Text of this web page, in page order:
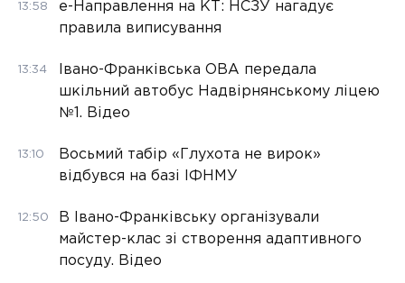
13:58
е-Направлення на КТ: НСЗУ нагадує
правила виписування
13:34
Івано-Франківська ОВА передала
шкільний автобус Надвірнянському ліцею
№1. Відео
13:10
Восьмий табір «Глухота не вирок»
відбувся на базі ІФНМУ
12:50
В Івано-Франківську організували
майстер-клас зі створення адаптивного
посуду. Відео